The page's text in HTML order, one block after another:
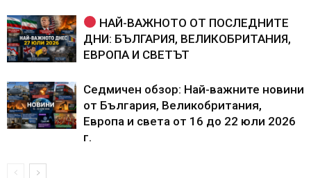
НАЙ-ВАЖНОТО ОТ ПОСЛЕДНИТЕ
ДНИ: БЪЛГАРИЯ, ВЕЛИКОБРИТАНИЯ,
ЕВРОПА И СВЕТЪТ
Седмичен обзор: Най-важните новини
от България, Великобритания,
Европа и света от 16 до 22 юли 2026
г.